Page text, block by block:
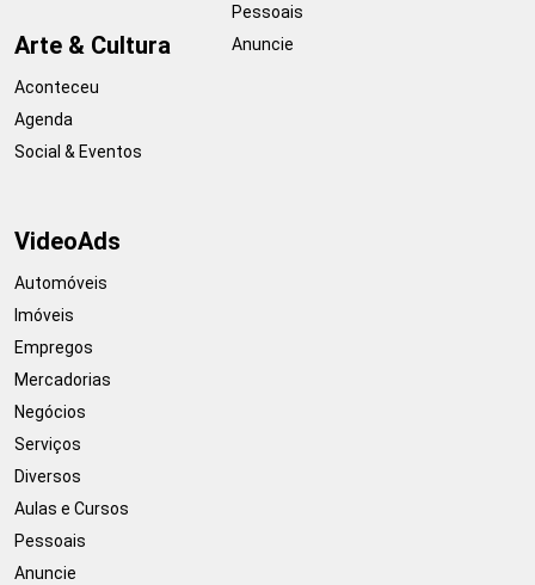
Arte & Cultura
Aconteceu
Agenda
Social & Eventos
Pessoais
Anuncie
VideoAds
Automóveis
Imóveis
Empregos
Mercadorias
Negócios
Serviços
Diversos
Aulas e Cursos
Pessoais
Anuncie